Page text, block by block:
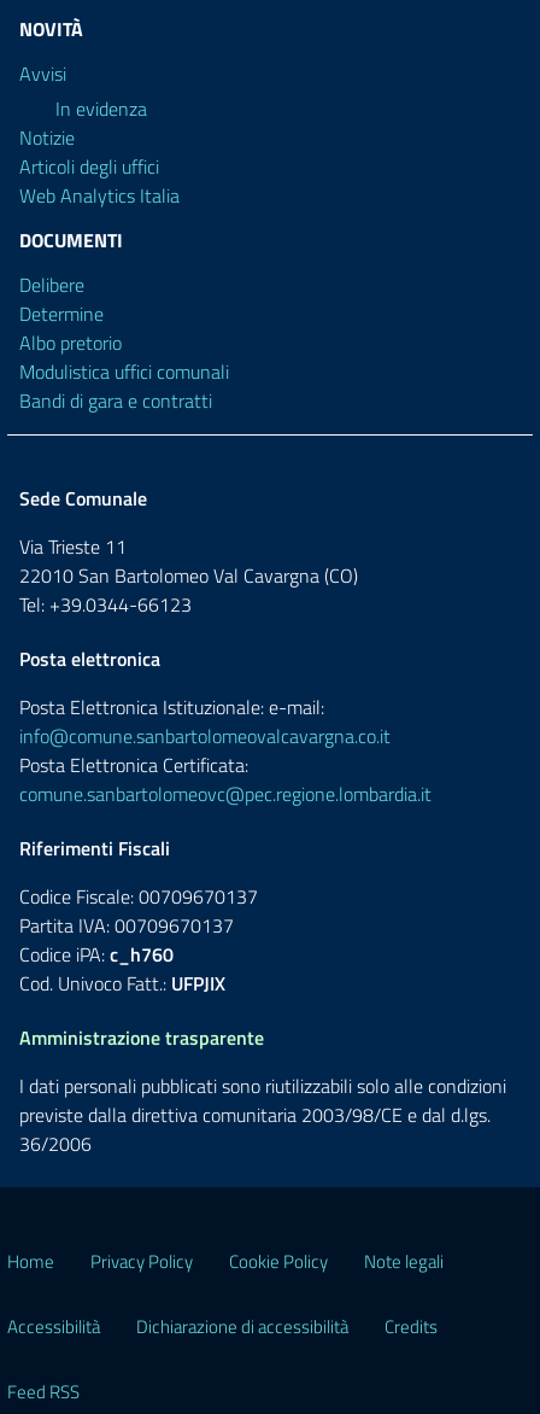
NOVITÀ
Avvisi
In evidenza
Notizie
Articoli degli uffici
Web Analytics Italia
DOCUMENTI
Delibere
Determine
Albo pretorio
Modulistica uffici comunali
Bandi di gara e contratti
Sede Comunale
Via Trieste 11
22010 San Bartolomeo Val Cavargna (CO)
Tel: +39.0344-66123
Posta elettronica
Posta Elettronica Istituzionale: e-mail:
info@comune.sanbartolomeovalcavargna.co.it
Posta Elettronica Certificata:
comune.sanbartolomeovc@pec.regione.lombardia.it
Riferimenti Fiscali
Codice Fiscale: 00709670137
Partita IVA: 00709670137
Codice iPA:c_h760
Cod. Univoco Fatt.: UFPJIX
Amministrazione trasparente
I dati personali pubblicati sono riutilizzabili solo alle condizioni
previste dalla direttiva comunitaria 2003/98/CE e dal d.lgs.
36/2006
Home Privacy Policy Cookie Policy Note legali
Accessibilità Dichiarazione di accessibilità Credits
Feed RSS